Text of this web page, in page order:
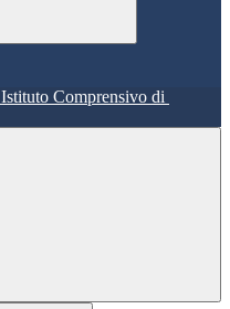
Istituto Comprensivo di